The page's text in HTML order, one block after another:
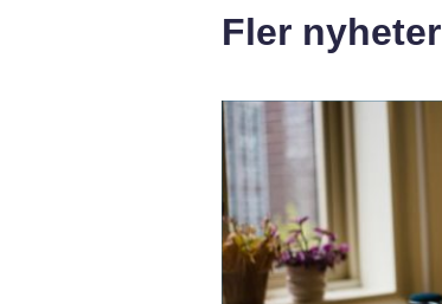
Fler nyheter